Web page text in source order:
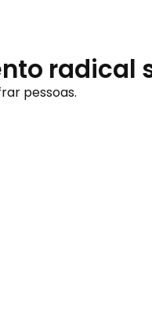
radical
pessoas.